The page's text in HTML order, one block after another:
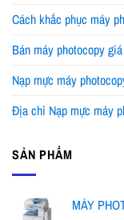
Cách khắc phục máy
Bán máy photocopy
Nạp mực máy
Địa chỉ Nạp mực máy
SẢN PHẨM
MÁY